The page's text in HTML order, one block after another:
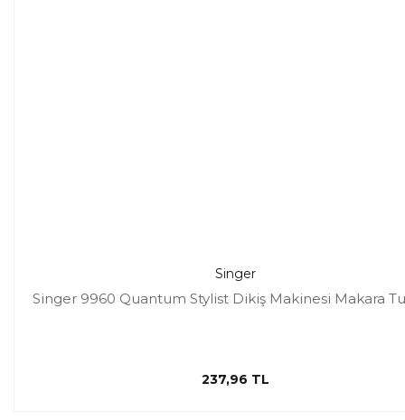
Singer
Singer 9960 Quantum Stylist Dikiş Makinesi Makara
237,96 TL